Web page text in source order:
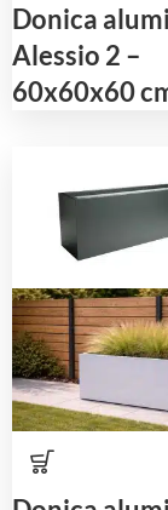
Donica
Alessio 2 –
60x60x60